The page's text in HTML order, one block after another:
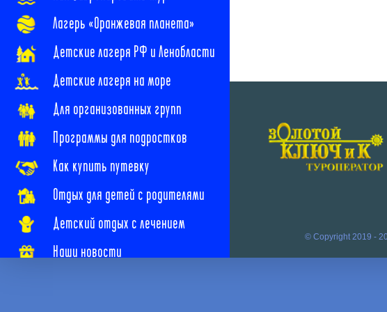
Лагерь «Оранжевая планета»
Детские лагеря РФ и Ленобласти
Детские лагеря на море
Для организованных групп
Программы для подростков
Как купить путевку
Отдых для детей с родителями
Детский отдых с лечением
Наши новости
© Copyright 2019 -